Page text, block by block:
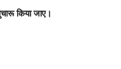
किया जाए।